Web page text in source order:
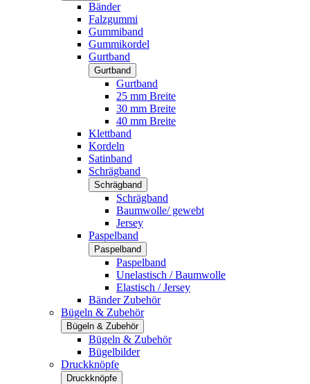
Bänder
Falzgummi
Gummiband
Gummikordel
Gurtband
Gurtband
Gurtband
25 mm Breite
30 mm Breite
40 mm Breite
Klettband
Kordeln
Satinband
Schrägband
Schrägband
Schrägband
Baumwolle/ gewebt
Jersey
Paspelband
Paspelband
Paspelband
Unelastisch / Baumwolle
Elastisch / Jersey
Bänder Zubehör
Bügeln & Zubehör
Bügeln & Zubehör
Bügeln & Zubehör
Bügelbilder
Druckknöpfe
Druckknöpfe